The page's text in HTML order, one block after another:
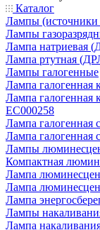
Каталог
Лампы (источники
Лампы
Лампа натриевая
Лампа ртутная
Лампы галогенные
Лампа галогенная
Лампа галогенная
EC000258
Лампа галогенная
Лампа галогенная
Лампы
Компактная
Лампа
Лампа
Лампа
Лампы
Лампа